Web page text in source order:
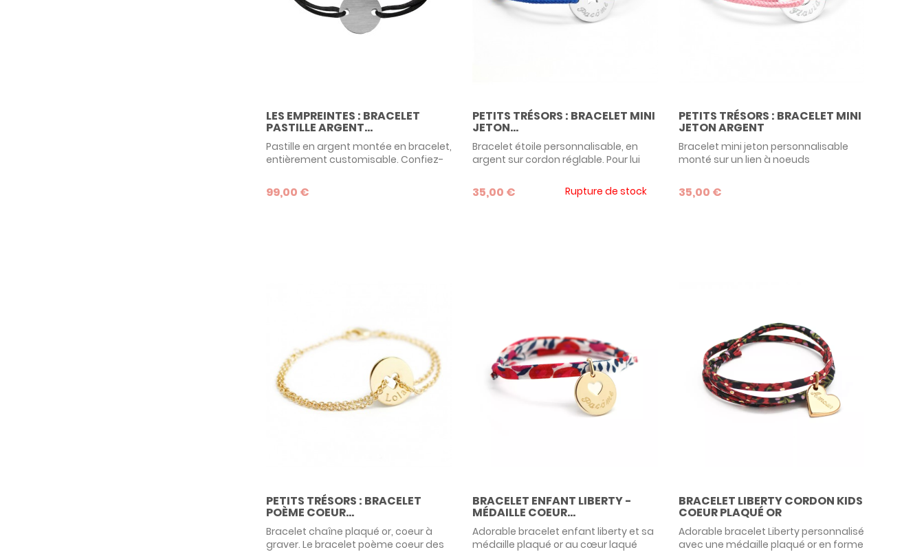
LES EMPREINTES : BRACELET
PASTILLE ARGENT...
Pastille en argent montée en bracelet,
entièrement customisable. Confiez-
reproduire sur la pastille et nous
réaliserons VOTRE bijou personnalisé :
99,00 €
PETITS TRÉSORS : BRACELET MINI
JETON...
Bracelet étoile personnalisable, en
argent sur cordon réglable. Pour lui
enfant ce ravissant bracelet
personnalisable de la marque de
35,00 € Rupture de stock
PETITS TRÉSORS : BRACELET MINI
JETON ARGENT
Bracelet mini jeton personnalisable
monté sur un lien à noeuds
collection Petits Trésors, il convient
aussi bien aux bébés comme cadeau
35,00 €
PETITS TRÉSORS : BRACELET
POÈME COEUR...
Bracelet chaîne plaqué or, coeur à
graver. Le bracelet poème coeur des
BRACELET ENFANT LIBERTY -
MÉDAILLE COEUR...
Adorable bracelet enfant liberty et sa
médaille plaqué or au cœur laqué
BRACELET LIBERTY CORDON KIDS
COEUR PLAQUÉ OR
Adorable bracelet Liberty personnalisé
avec une médaille plaqué or en forme